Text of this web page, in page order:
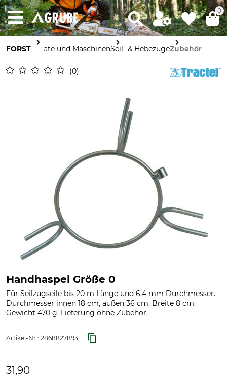
0
FORST Geräte und MaschinenSeil- & HebezügeZubehör
0
Handhaspel Größe 0
Für Seilzugseile bis 20 m Länge und 6,4 mm Durchmesser.
Durchmesser innen 18 cm, außen 36 cm. Breite 8 cm.
Gewicht 470 g. Lieferung ohne Zubehör.
Artikel-Nr.: 2868827893
31,90